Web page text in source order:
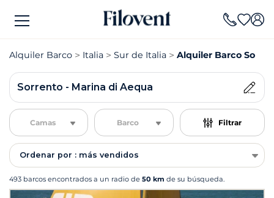
Alquiler Barco Italia Sur de Italia Alquiler Barco
Sorrento - Marina di Aequa
Camas Barco Filtrar
Ordenar por : más vendidos
493 barcos encontrados a un radio de 50 km de su búsqueda.